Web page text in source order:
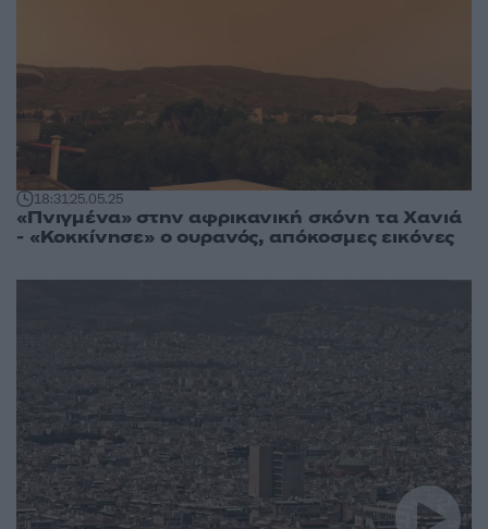
18:3125.05.25
«Πνιγμένα» στην αφρικανική σκόνη τα Χανιά
- «Κοκκίνησε» ο ουρανός, απόκοσμες εικόνες